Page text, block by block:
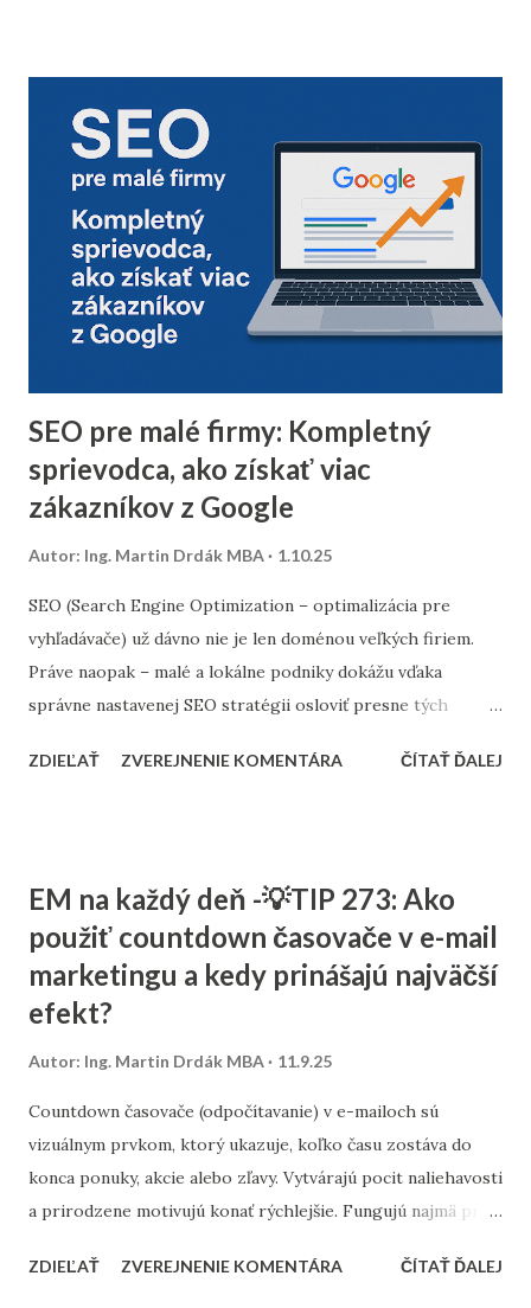
Odfiltrovanie neaktívnych používateľov, starých alebo
neoverených e-mailov vám pomôže zvýšiť mieru
doručiteľnosti a znížiť riziko, že vaše e-maily skončia v
spam priečinku. Zamerajte sa najmä na tých príjemcov, ktorí
dlhodobo neotvárali e-maily – zvážte, či má zmysel ich
osloviť špeciálnou reaktivačnou kampaňou, alebo ich radšej
úplne odstrániť z databázy. 2. Segmentácia kontaktov podľa
minuloročnej v...
SEO pre malé firmy: Kompletný
sprievodca, ako získať viac
zákazníkov z Google
Autor: Ing. Martin Drdák MBA 1.10.25
SEO (Search Engine Optimization – optimalizácia pre
vyhľadávače) už dávno nie je len doménou veľkých firiem.
Práve naopak – malé a lokálne podniky dokážu vďaka
správne nastavenej SEO stratégii osloviť presne tých
ako nastaviť SEO tak, aby fungovalo aj pri menšom
osloviť zákazníkov z celého Slovenska alebo len z vášho
mesta? Výskum kľúčových slov – zistite, čo ľudia hľadajú.
Namiesto všeobecných výrazov typu „kaviareň“ skúste
„kaviareň Bratislava Staré Mesto“ alebo „zdravé obedy
firmy vo vašom segmente. ➡️ Viac sa tejto téme venujeme v
článku: „Ako nájsť správne kľúčové slová pre malé firmy“ 2.
On-page SEO (čo viete spraviť priamo na webe) Tu ide o
úpravu obsahu a technických prvko...
ZDIEĽAŤ ZVEREJNENIE KOMENTÁRA ČÍTAŤ ĎALEJ
EM na každý deň -💡TIP 273: Ako
použiť countdown časovače v e-mail
marketingu a kedy prinášajú najväčší
efekt?
Autor: Ing. Martin Drdák MBA 11.9.25
Countdown časovače (odpočítavanie) v e-mailoch sú
vizuálnym prvkom, ktorý ukazuje, koľko času zostáva do
konca ponuky, akcie alebo zľavy. Vytvárajú pocit naliehavosti
a prirodzene motivujú konať rýchlejšie. Fungujú najmä pri
doručení do Vianoc alebo posledných hodinách platnosti
ZDIEĽAŤ ZVEREJNENIE KOMENTÁRA ČÍTAŤ ĎALEJ